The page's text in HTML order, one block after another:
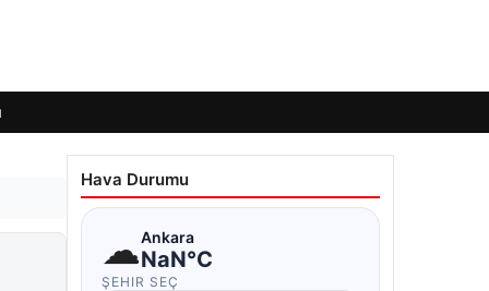
Hava Durumu
☁Ankara
NaN°C
ŞEHIR SEÇ